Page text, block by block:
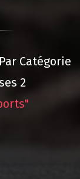
Catégorie
2